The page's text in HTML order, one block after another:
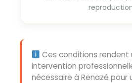
Ces conditions rendent
intervention
nécessaire à Renazé pour